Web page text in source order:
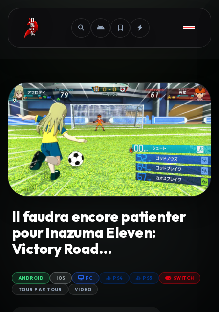
Il faudra encore patienter
pour Inazuma Eleven:
Victory Road…
ANDROID IOS PC PS4 PS5 SWITCH
TOUR PAR TOUR VIDEO